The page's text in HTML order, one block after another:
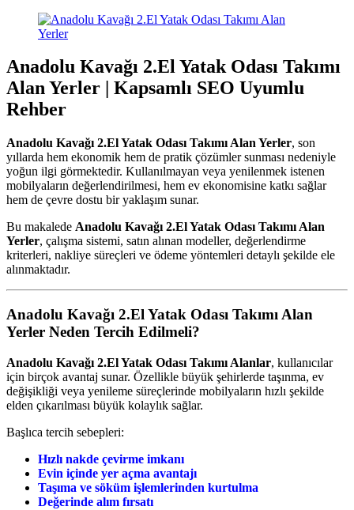
Anadolu Kavağı 2.El Yatak Odası Takımı
Alan Yerler | Kapsamlı SEO Uyumlu
Rehber
Anadolu Kavağı 2.El Yatak Odası Takımı Alan Yerler, son
yıllarda hem ekonomik hem de pratik çözümler sunması nedeniyle
yoğun ilgi görmektedir. Kullanılmayan veya yenilenmek istenen
mobilyaların değerlendirilmesi, hem ev ekonomisine katkı sağlar
hem de çevre dostu bir yaklaşım sunar.
Bu makalede Anadolu Kavağı 2.El Yatak Odası Takımı Alan
Yerler, çalışma sistemi, satın alınan modeller, değerlendirme
kriterleri, nakliye süreçleri ve ödeme yöntemleri detaylı şekilde ele
alınmaktadır.
Anadolu Kavağı 2.El Yatak Odası Takımı Alan
Yerler Neden Tercih Edilmeli?
Anadolu Kavağı 2.El Yatak Odası Takımı Alanlar, kullanıcılar
için birçok avantaj sunar. Özellikle büyük şehirlerde taşınma, ev
değişikliği veya yenileme süreçlerinde mobilyaların hızlı şekilde
elden çıkarılması büyük kolaylık sağlar.
Başlıca tercih sebepleri:
Hızlı nakde çevirme imkanı
Evin içinde yer açma avantajı
Taşıma ve söküm işlemlerinden kurtulma
Değerinde alım fırsatı